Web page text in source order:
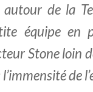
de la
équipe en
Stone loin
de